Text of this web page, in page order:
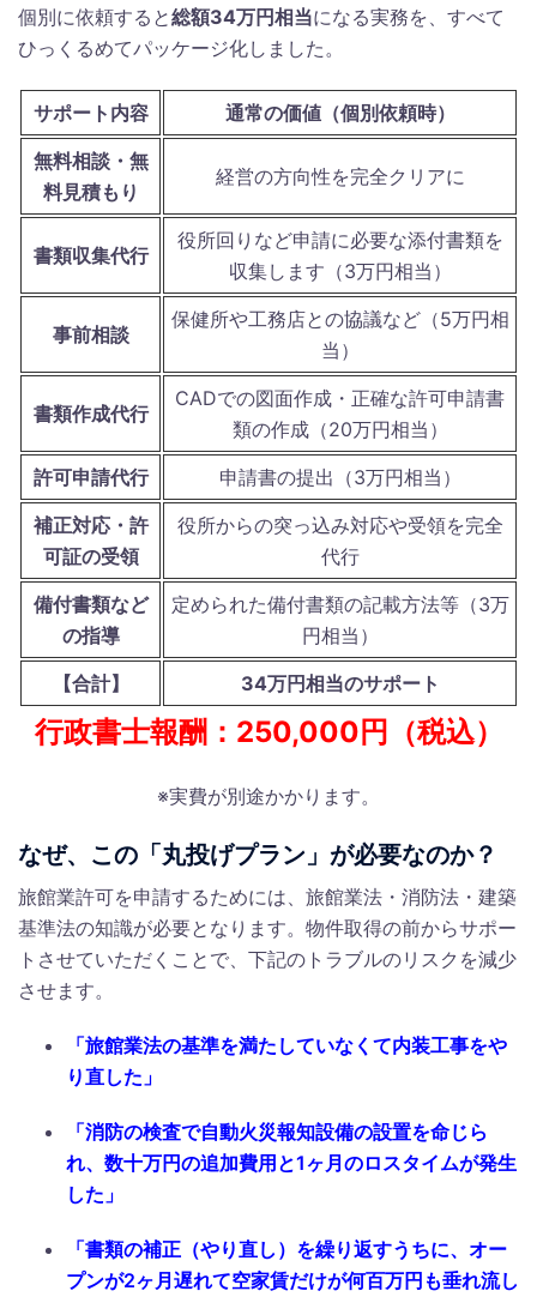
個別に依頼すると総額34万円相当になる実務を、すべて
ひっくるめてパッケージ化しました。
サポート内容
通常の価値（個別依頼時）
無料相談・無
料見積もり
経営の方向性を完全クリアに
書類収集代行
役所回りなど申請に必要な添付書類を
収集します（3万円相当）
事前相談
保健所や工務店との協議など（5万円相
当）
書類作成代行
CADでの図面作成・正確な許可申請書
類の作成（20万円相当）
許可申請代行
申請書の提出（3万円相当）
補正対応・許
可証の受領
役所からの突っ込み対応や受領を完全
代行
備付書類など
の指導
定められた備付書類の記載方法等（3万
円相当）
【合計】
34万円相当のサポート
行政書士報酬：250,000円（税込）
※実費が別途かかります。
なぜ、この「丸投げプラン」が必要なのか？
旅館業許可を申請するためには、旅館業法・消防法・建築
基準法の知識が必要となります。物件取得の前からサポー
トさせていただくことで、下記のトラブルのリスクを減少
させます。
「旅館業法の基準を満たしていなくて内装工事をや
り直した」
「消防の検査で自動火災報知設備の設置を命じら
れ、数十万円の追加費用と1ヶ月のロスタイムが発生
した」
「書類の補正（やり直し）を繰り返すうちに、オー
プンが2ヶ月遅れて空家賃だけが何百万円も垂れ流し